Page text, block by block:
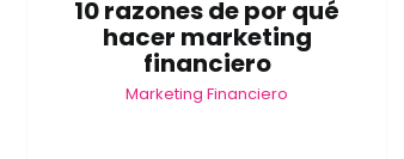
10 razones de por qué
hacer marketing
financiero
Marketing Financiero